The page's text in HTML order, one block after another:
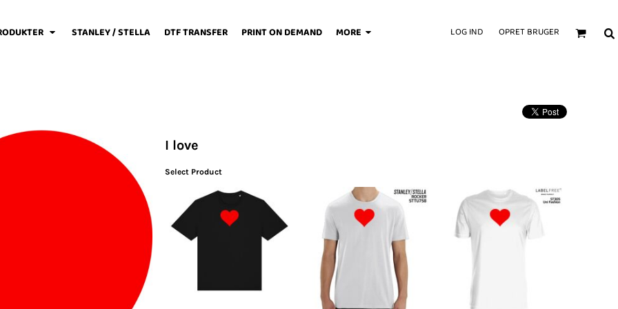
STANLEY / STELLA DTF TRANSFER PRINT ON DEMAND MORE LOG IND OPRET BRUGER
I love
Select Product
Jakker / Softshell